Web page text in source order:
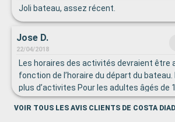
Joli bateau, assez récent.
Jose D.
22/04/2018
Les horaires des activités devraient être
fonction de l’horaire du départ du
plus d’activites Pour les adultes âgés de
excursions pour adolescents.
VOIR TOUS LES AVIS CLIENTS DE COSTA